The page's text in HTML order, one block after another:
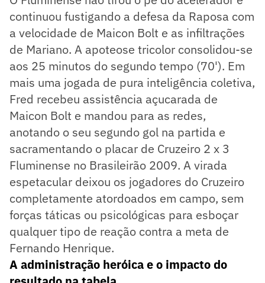
continuou fustigando a defesa da Raposa com
a velocidade de Maicon Bolt e as infiltrações
de Mariano. A apoteose tricolor consolidou-se
aos 25 minutos do segundo tempo (70'). Em
mais uma jogada de pura inteligência coletiva,
Fred recebeu assistência açucarada de
Maicon Bolt e mandou para as redes,
anotando o seu segundo gol na partida e
sacramentando o placar de Cruzeiro 2 x 3
Fluminense no Brasileirão 2009. A virada
espetacular deixou os jogadores do Cruzeiro
completamente atordoados em campo, sem
forças táticas ou psicológicas para esboçar
qualquer tipo de reação contra a meta de
Fernando Henrique.
A administração heróica e o impacto do